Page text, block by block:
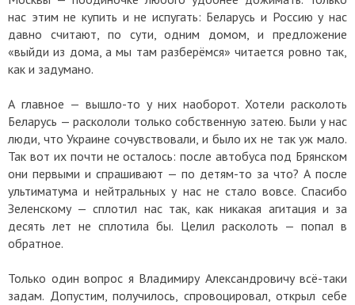
нас этим не купить и не испугать: Беларусь и Россию у нас
давно считают, по сути, одним домом, и предложение
«выйди из дома, а мы там разберёмся» читается ровно так,
как и задумано.
А главное — вышло-то у них наоборот. Хотели расколоть
Беларусь — раскололи только собственную затею. Были у нас
люди, что Украине сочувствовали, и было их не так уж мало.
Так вот их почти не осталось: после автобуса под Брянском
они первыми и спрашивают — по детям-то за что? А после
ультиматума и нейтральных у нас не стало вовсе. Спасибо
Зеленскому — сплотил нас так, как никакая агитация и за
десять лет не сплотила бы. Целил расколоть — попал в
обратное.
Только один вопрос я Владимиру Александровичу всё-таки
задам. Допустим, получилось, спровоцировал, открыл себе